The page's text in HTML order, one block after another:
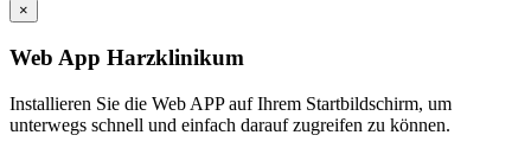
×
Web App Harzklinikum
Installieren Sie die Web APP auf Ihrem Startbildschirm, um
unterwegs schnell und einfach darauf zugreifen zu können.